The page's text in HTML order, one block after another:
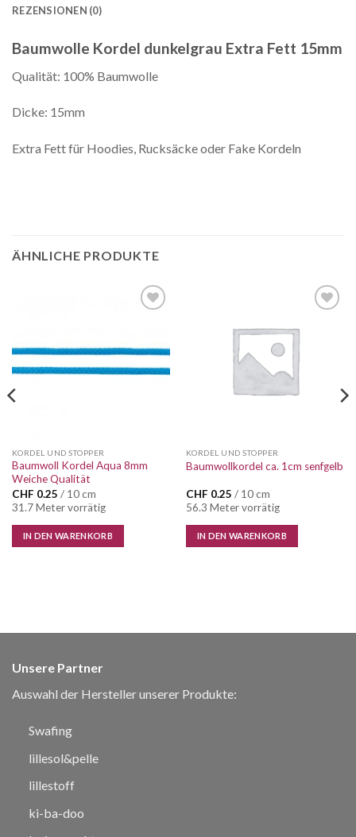
REZENSIONEN (0)
Baumwolle Kordel dunkelgrau Extra Fett 15mm
Qualität: 100% Baumwolle
Dicke: 15mm
Extra Fett für Hoodies, Rucksäcke oder Fake Kordeln
ÄHNLICHE PRODUKTE
KORDEL UND STOPPER
Baumwoll Kordel Aqua 8mm
Weiche Qualität
CHF 0.25 / 10 cm
31.7 Meter vorrätig
IN DEN WARENKORB
Wunschliste
KORDEL UND STOPPER
Baumwollkordel ca. 1cm senfgelb
CHF 0.25 / 10 cm
56.3 Meter vorrätig
IN DEN WARENKORB
Unsere Partner
Auswahl der Hersteller unserer Produkte:
Swafing
lillesol&pelle
lillestoff
ki-ba-doo